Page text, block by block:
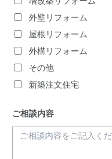
外壁リフォーム
屋根リフォーム
外構リフォーム
その他
新築注文住宅
ご相談内容